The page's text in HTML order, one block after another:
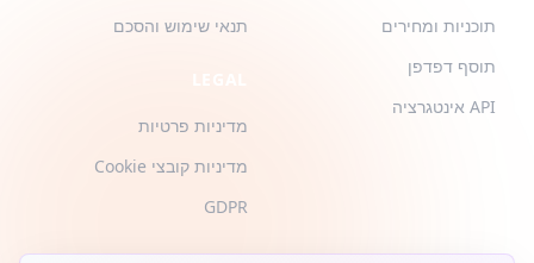
תוכניות ומחירים
תוסף דפדפן
API אינטגרציה
תנאי שימוש והסכם
מדיניות פרטיות
מדיניות קובצי Cookie
GDPR